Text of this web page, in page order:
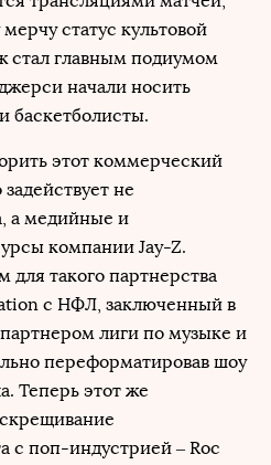
статус культовой
стал главным подиумом
начали носить
баскетболисты.
этот коммерческий
не
а медийные и
компании Jay-Z.
такого партнерства
с НФЛ, заключенный в
партнером лиги по музыке и
переформатировав шоу
Теперь этот же
с поп-индустрией – Roc